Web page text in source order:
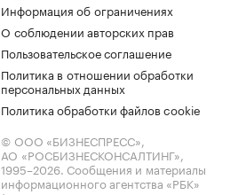
Информация об ограничениях
О соблюдении авторских прав
Пользовательское соглашение
Политика в отношении обработки
персональных данных
Политика обработки файлов cookie
© ООО «БИЗНЕСПРЕСС»,
АО «РОСБИЗНЕСКОНСАЛТИНГ»,
1995–2026. Сообщения и материалы
информационного агентства «РБК»